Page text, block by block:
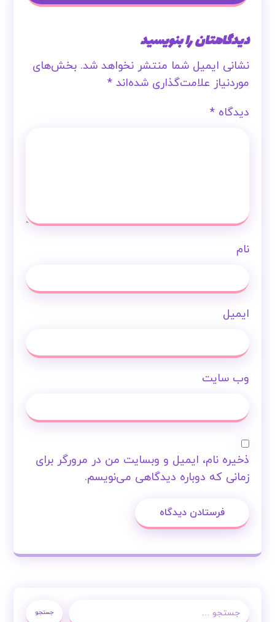
دیدگاهتان را بنویسید
نشانی ایمیل شما منتشر نخواهد شد. بخش‌های
موردنیاز علامت‌گذاری شده‌اند*
دیدگاه*
نام
ایمیل
وب‌ سایت
ذخیره نام، ایمیل و وبسایت من در مرورگر برای
زمانی که دوباره دیدگاهی می‌نویسم.
فرستادن دیدگاه
جستجو